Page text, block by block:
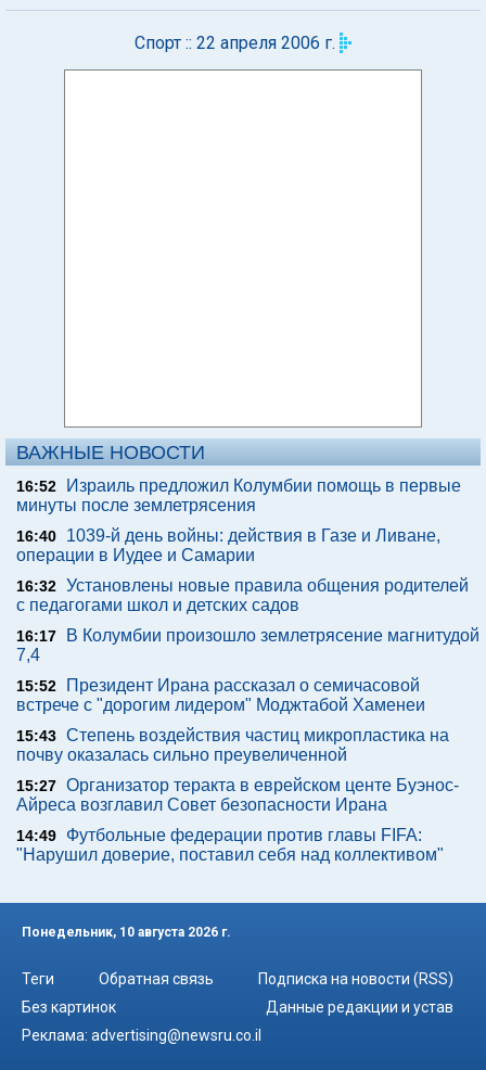
Спорт :: 22 апреля 2006 г.
ВАЖНЫЕ НОВОСТИ
16:52
Израиль предложил Колумбии помощь в первые
минуты после землетрясения
16:40
1039-й день войны: действия в Газе и Ливане,
операции в Иудее и Самарии
16:32 Установлены новые правила общения родителей
с педагогами школ и детских садов
16:17
В Колумбии произошло землетрясение магнитудой
7,4
15:52
Президент Ирана рассказал о семичасовой
встрече с "дорогим лидером" Моджтабой Хаменеи
15:43 Степень воздействия частиц микропластика на
почву оказалась сильно преувеличенной
15:27 Организатор теракта в еврейском центе Буэнос-
Айреса возглавил Совет безопасности Ирана
14:49
Футбольные федерации против главы FIFA:
"Нарушил доверие, поставил себя над коллективом"
Понедельник, 10 августа 2026 г.
Теги Обратная связь
Подписка на новости (RSS)
Без картинок
Данные редакции и устав
Реклама: advertising@newsru.co.il